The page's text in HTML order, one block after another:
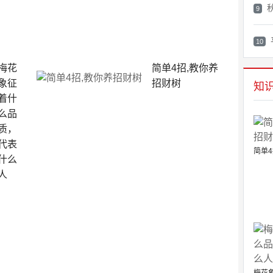
花
征
什
品
，
表
么
简单4招,教你养
招财树
9
10
知
简单